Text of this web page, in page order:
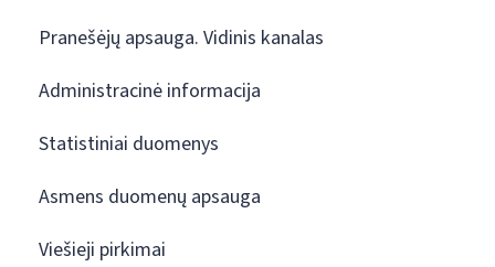
Pranešėjų apsauga. Vidinis kanalas
Administracinė informacija
Statistiniai duomenys
Asmens duomenų apsauga
Viešieji pirkimai